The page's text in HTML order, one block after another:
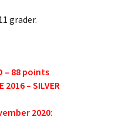
grader.
– 88 points
2016 – SILVER
2020: